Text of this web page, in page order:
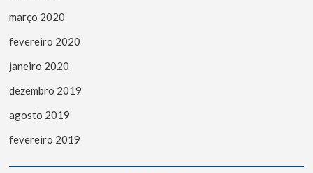
março 2020
fevereiro 2020
janeiro 2020
dezembro 2019
agosto 2019
fevereiro 2019